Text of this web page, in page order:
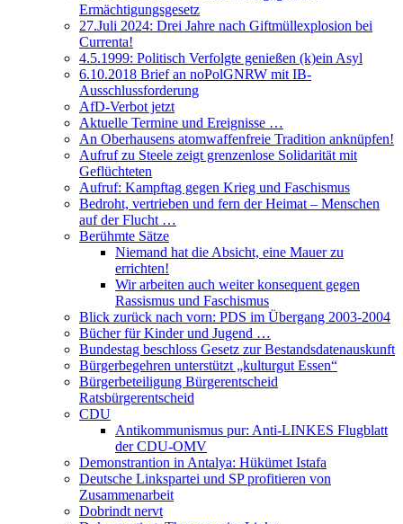
Ermächtigungsgesetz
27.Juli 2024: Drei Jahre nach Giftmüllexplosion bei
Currenta!
4.5.1999: Politisch Verfolgte genießen (k)ein Asyl
6.10.2018 Brief an noPolGNRW mit IB-
Ausschlussforderung
AfD-Verbot jetzt
Aktuelle Termine und Ereignisse …
An Oberhausens atomwaffenfreie Tradition anknüpfen!
Aufruf zu Steele zeigt grenzenlose Solidarität mit
Geflüchteten
Aufruf: Kampftag gegen Krieg und Faschismus
Bedroht, vertrieben und fern der Heimat – Menschen
auf der Flucht …
Berühmte Sätze
Niemand hat die Absicht, eine Mauer zu
errichten!
Wir arbeiten auch weiter konsequent gegen
Rassismus und Faschismus
Blick zurück nach vorn: PDS im Übergang 2003-2004
Bücher für Kinder und Jugend …
Bundestag beschloss Gesetz zur Bestandsdatenauskunft
Bürgerbegehren unterstützt „kulturgut Essen“
Bürgerbeteiligung Bürgerentscheid
Ratsbürgerentscheid
CDU
Antikommunismus pur: Anti-LINKES Flugblatt
der CDU-OMV
Demonstrantion in Antalya: Hükümet Istafa
Deutsche Linkspartei und SP profitieren von
Zusammenarbeit
Dobrindt nervt